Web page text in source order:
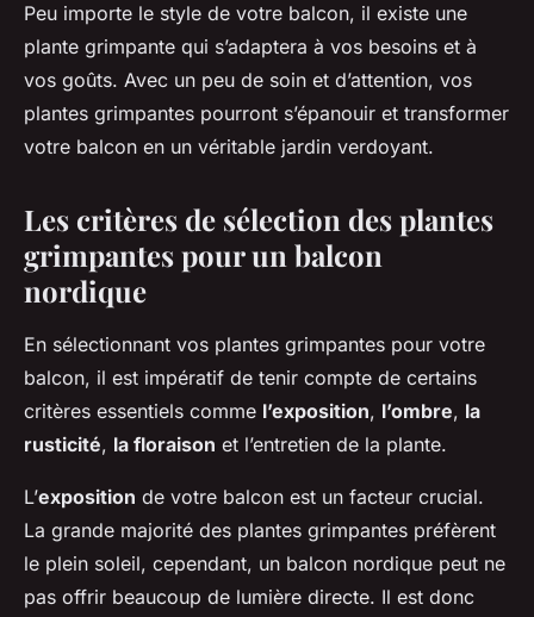
Peu importe le style de votre balcon, il existe une
plante grimpante qui s’adaptera à vos besoins et à
vos goûts. Avec un peu de soin et d’attention, vos
plantes grimpantes pourront s’épanouir et transformer
votre balcon en un véritable jardin verdoyant.
Les critères de sélection des plantes
grimpantes pour un balcon
nordique
En sélectionnant vos plantes grimpantes pour votre
balcon, il est impératif de tenir compte de certains
critères essentiels comme l’exposition, l’ombre, la
rusticité, la floraison et l’entretien de la plante.
L’exposition de votre balcon est un facteur crucial.
La grande majorité des plantes grimpantes préfèrent
le plein soleil, cependant, un balcon nordique peut ne
pas offrir beaucoup de lumière directe. Il est donc